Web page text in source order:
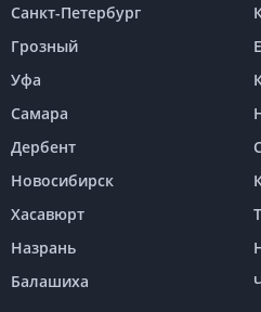
Санкт-Петербург
Грозный
Уфа
Самара
Дербент
Новосибирск
Хасавюрт
Назрань
Балашиха